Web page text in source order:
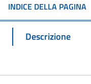
INDICE DELLA PAGINA
Descrizione